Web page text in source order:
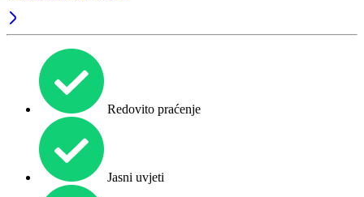
Redovito praćenje
Jasni uvjeti